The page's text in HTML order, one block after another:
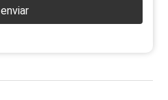
enviar